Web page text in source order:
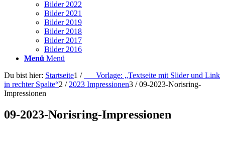
Bilder 2022
Bilder 2021
Bilder 2019
Bilder 2018
Bilder 2017
Bilder 2016
Menü Menü
Du bist hier: Startseite1 /
___Vorlage: „Textseite mit Slider und Link
in rechter Spalte“2 / 2023 Impressionen3 / 09-2023-Norisring-
Impressionen
09-2023-Norisring-Impressionen